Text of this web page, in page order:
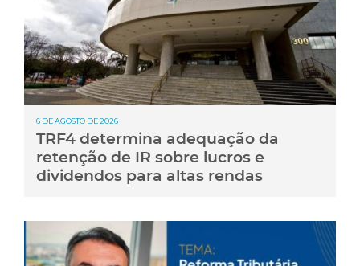
6 DE AGOSTO DE 2026
TRF4 determina adequação da
retenção de IR sobre lucros e
dividendos para altas rendas